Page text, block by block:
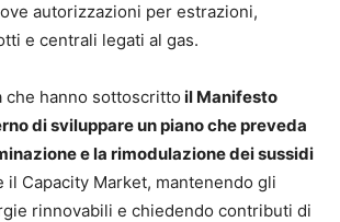
autorizzazioni per estrazioni,
e centrali legati al gas.
che hanno sottoscritto il Manifesto
di sviluppare un piano che preveda
e la rimodulazione dei sussidi
il Capacity Market, mantenendo gli
rinnovabili e chiedendo contributi di